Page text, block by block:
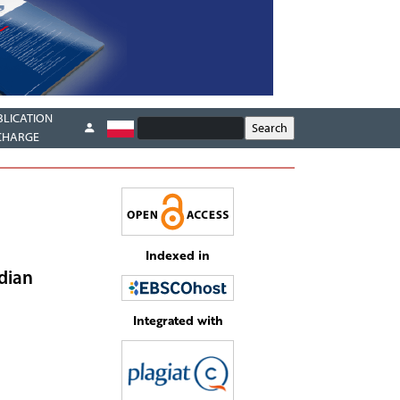
Indexed in
Integrated with